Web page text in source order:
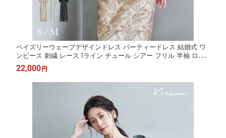
ペイズリーウェーブデザインドレス パーティードレス 結婚式 ワ
ンピース 刺繍 レース Iライン チュール シアー フリル 半袖 ロン
グ丈 お呼ばれ パーティー 二次会 披露宴 謝恩会 成人式 同窓会 卒
業式 フォーマル オケージョンドレス S M 春 夏 秋 冬 黒 ベージ
ュ グレージュ
22,000円